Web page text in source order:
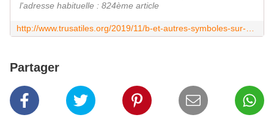
l'adresse habituelle : 824ème article
Partager